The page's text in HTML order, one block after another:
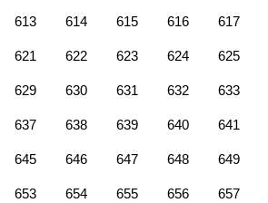
613 614 615 616 617
621 622 623 624 625
629 630 631 632 633
637 638 639 640 641
645 646 647 648 649
653 654 655 656 657